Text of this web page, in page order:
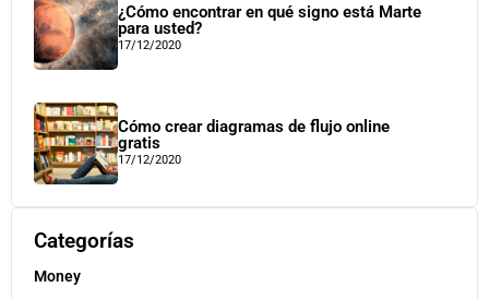
¿Cómo encontrar en qué signo está Marte
para usted?
17/12/2020
Cómo crear diagramas de flujo online
gratis
17/12/2020
Categorías
Money